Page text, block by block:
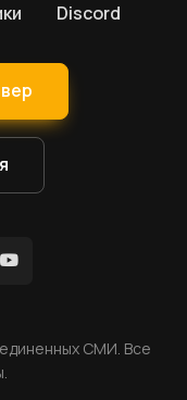
Discord
СМИ. Все